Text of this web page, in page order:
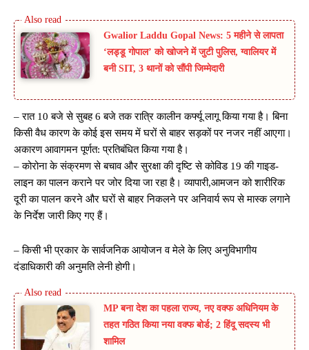
Gwalior Laddu Gopal News: 5 महीने से लापता
‘लड्डू गोपाल’ को खोजने में जुटी पुलिस, ग्वालियर में
बनी SIT, 3 थानों को सौंपी जिम्मेदारी
– रात 10 बजे से सुबह 6 बजे तक रात्रि कालीन कर्फ्यू लागू किया गया है। बिना
किसी वैध कारण के कोई इस समय में घरों से बाहर सड़कों पर नजर नहीं आएगा।
अकारण आवागमन पूर्णत: प्रतिबंधित किया गया है।
– कोरोना के संक्रमण से बचाव और सुरक्षा की दृष्टि से कोविड 19 की गाइड-
लाइन का पालन कराने पर जोर दिया जा रहा है। व्यापारी,आमजन को शारीरिक
दूरी का पालन करने और घरों से बाहर निकलने पर अनिवार्य रूप से मास्क लगाने
के निर्देश जारी किए गए हैं।
– किसी भी प्रकार के सार्वजनिक आयोजन व मेले के लिए अनुविभागीय
दंडाधिकारी की अनुमति लेनी होगी।
MP बना देश का पहला राज्य, नए वक्फ अधिनियम के
तहत गठित किया नया वक्फ बोर्ड; 2 हिंदू सदस्य भी
शामिल